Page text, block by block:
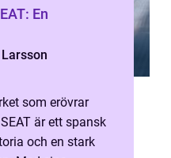
En
som erövrar
är ett spansk
och en stark